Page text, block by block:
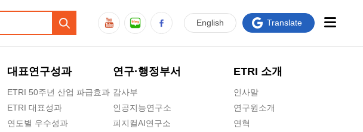
대표연구성과
ETRI 50주년 산업 파급효과
ETRI 대표성과
연도별 우수성과
연구·행정부서
감사부
인공지능연구소
피지컬AI연구소
ETRI 소개
인사말
연구원소개
연혁
English Translate